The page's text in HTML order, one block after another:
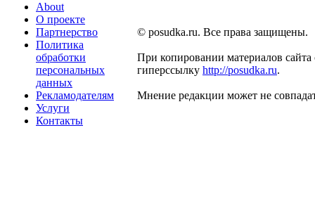
About
О проекте
Партнерство
Политика
обработки
персональных
данных
Рекламодателям
Услуги
Контакты
© posudka.ru. Все права защищены.
При копировании материалов сайта
гиперссылку http://posudka.ru.
Мнение редакции может не